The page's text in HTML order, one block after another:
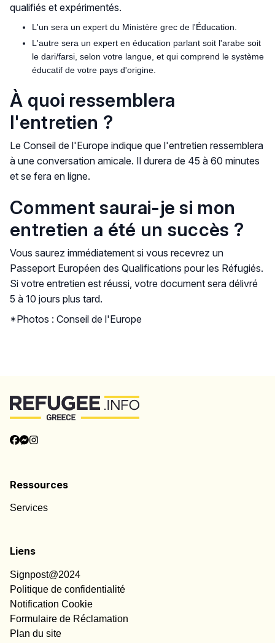
qualifiés et expérimentés.
L'un sera un expert du Ministère grec de l'Éducation.
L'autre sera un expert en éducation parlant soit l'arabe soit
le dari/farsi, selon votre langue, et qui comprend le système
éducatif de votre pays d'origine.
À quoi ressemblera
l'entretien ?
Le Conseil de l'Europe indique que l'entretien ressemblera
à une conversation amicale. Il durera de 45 à 60 minutes
et se fera en ligne.
Comment saurai-je si mon
entretien a été un succès ?
Vous saurez immédiatement si vous recevrez un
Passeport Européen des Qualifications pour les Réfugiés.
Si votre entretien est réussi, votre document sera délivré
5 à 10 jours plus tard.
*Photos : Conseil de l'Europe
Catégories
Informations
Ressources
Services
Liens